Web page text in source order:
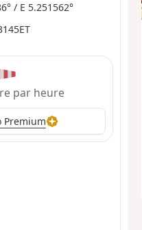
/ E 5.251562°
par heure
Premium